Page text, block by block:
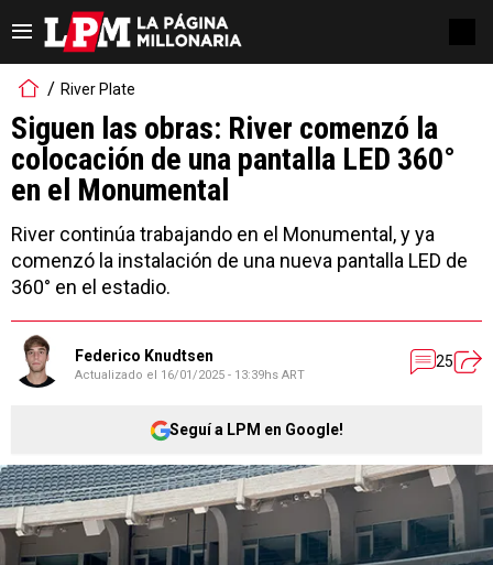
River Plate
Siguen las obras: River comenzó la
colocación de una pantalla LED 360°
en el Monumental
River continúa trabajando en el Monumental, y ya
comenzó la instalación de una nueva pantalla LED de
360° en el estadio.
Federico Knudtsen
Actualizado el 16/01/2025 - 13:39hs ART
25
Seguí a LPM en Google!